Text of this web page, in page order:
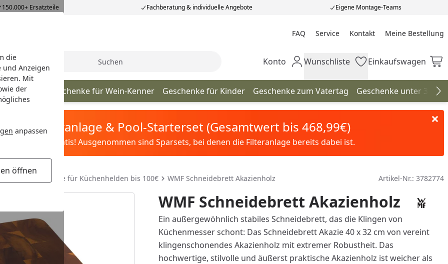
die
und Anzeigen
Mit
der
anpassen
öffnen
150.000+ Ersatzteile Fachberatung & individuelle Angebote Eigene Montage-Teams
FAQ Service Kontakt Meine Bestellung
Meine Bestellung
Suche Mein Konto
Konto Wunschliste
Wunschliste Einkaufswagen
Einkaufswagen
Geschenke für Wein-Kenner Geschenke für Kinder Geschenke zum Vatertag Geschenke unter 30€
Sandfilteranlage & Pool-Starterset (Gesamtwert bis 468,99€)
Filter&Pflege gratis! Ausgenommen sind Sparsets, bei denen die Filteranlage bereits dabei ist.
Geschenke für Küchenhelden bis 100€ WMF Schneidebrett Akazienholz Artikel-Nr.: 3782774
WMF Schneidebrett Akazienholz
Ein außergewöhnlich stabiles Schneidebrett, das die Klingen von
Küchenmesser schont: Das Schneidebrett Akazie 40 x 32 cm von vereint
klingenschonendes Akazienholz mit extremer Robustheit. Das
hochwertige, stilvolle und äußerst praktische Akazienholz ist weicher als